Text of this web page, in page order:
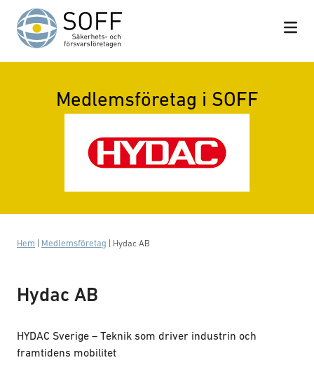
Hoppa till innehåll
Medlemsföretag i SOFF
Hem Medlemsföretag Hydac AB
Hydac AB
HYDAC Sverige – Teknik som driver industrin och
framtidens mobilitet